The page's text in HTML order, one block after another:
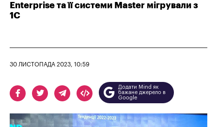
Enterprise та її системи Master мігрували з
1С
30 ЛИСТОПАДА 2023, 10:59
Додати Mind як
бажане джерело в
Google